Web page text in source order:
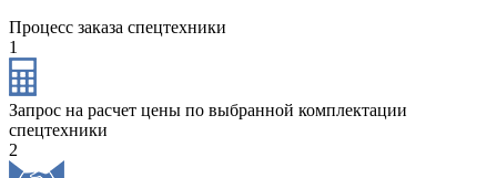
Процесс заказа спецтехники
1
Запрос на расчет цены по выбранной комплектации
спецтехники
2